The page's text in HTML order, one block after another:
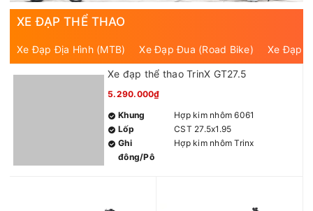
XE ĐẠP THỂ THAO
Xe Đạp Địa Hình (MTB) Xe Đạp Đua (Road Bike) Xe Đạp
Xe đạp thể thao TrinX GT27.5
5.290.000₫
Khung
Hợp kim nhôm 6061
Lốp
CST 27.5x1.95
Ghi
đông/Pô
Hợp kim nhôm Trinx